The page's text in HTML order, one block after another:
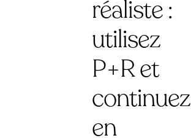
réaliste :
utilisez
P+R et
continuez
en